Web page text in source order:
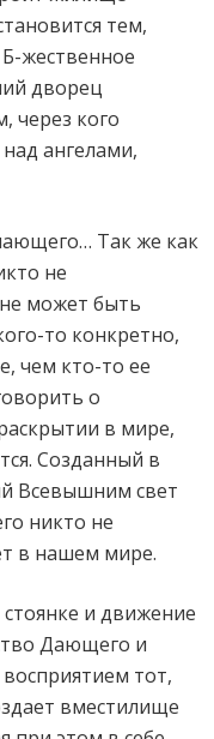
тем,
жественное
дворец
через кого
ангелами,
Так же как
не
может быть
то конкретно,
чем кто-то ее
о
в мире,
Созданный в
Всевышним свет
никто не
в нашем мире.
и движение
Дающего и
тот,
вместилище